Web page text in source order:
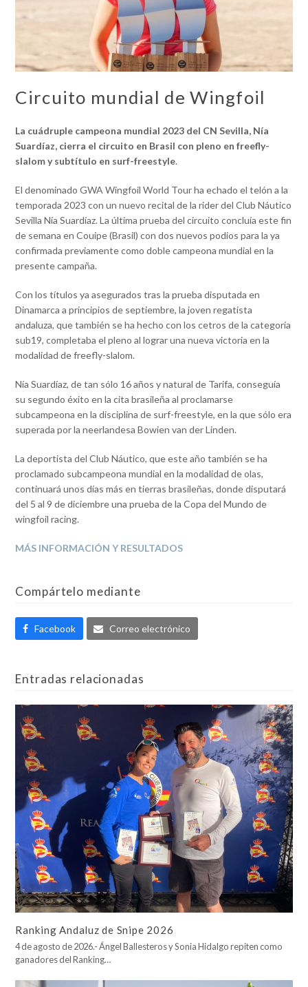
Circuito mundial de Wingfoil
La cuádruple campeona mundial 2023 del CN Sevilla, Nía
Suardíaz, cierra el circuito en Brasil con pleno en freefly-
slalom y subtítulo en surf-freestyle.
El denominado GWA Wingfoil World Tour ha echado el telón a la
temporada 2023 con un nuevo recital de la rider del Club Náutico
Sevilla Nía Suardíaz. La última prueba del circuito concluía este fin
de semana en Couipe (Brasil) con dos nuevos podios para la ya
confirmada previamente como doble campeona mundial en la
presente campaña.
Con los títulos ya asegurados tras la prueba disputada en
Dinamarca a principios de septiembre, la joven regatista
andaluza, que también se ha hecho con los cetros de la categoría
sub19, completaba el pleno al lograr una nueva victoria en la
modalidad de freefly-slalom.
Nía Suardíaz, de tan sólo 16 años y natural de Tarifa, conseguía
su segundo éxito en la cita brasileña al proclamarse
subcampeona en la disciplina de surf-freestyle, en la que sólo era
superada por la neerlandesa Bowien van der Linden.
La deportista del Club Náutico, que este año también se ha
proclamado subcampeona mundial en la modalidad de olas,
continuará unos días más en tierras brasileñas, donde disputará
del 5 al 9 de diciembre una prueba de la Copa del Mundo de
wingfoil racing.
MÁS INFORMACIÓN Y RESULTADOS
Compártelo mediante
Facebook Correo electrónico
Entradas relacionadas
Ranking Andaluz de Snipe 2026
4 de agosto de 2026.- Ángel Ballesteros y Sonia Hidalgo repiten como
ganadores del Ranking…